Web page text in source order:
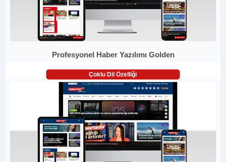
Profesyonel Haber Yazılımı Golden
Çoklu Dil Özelliği